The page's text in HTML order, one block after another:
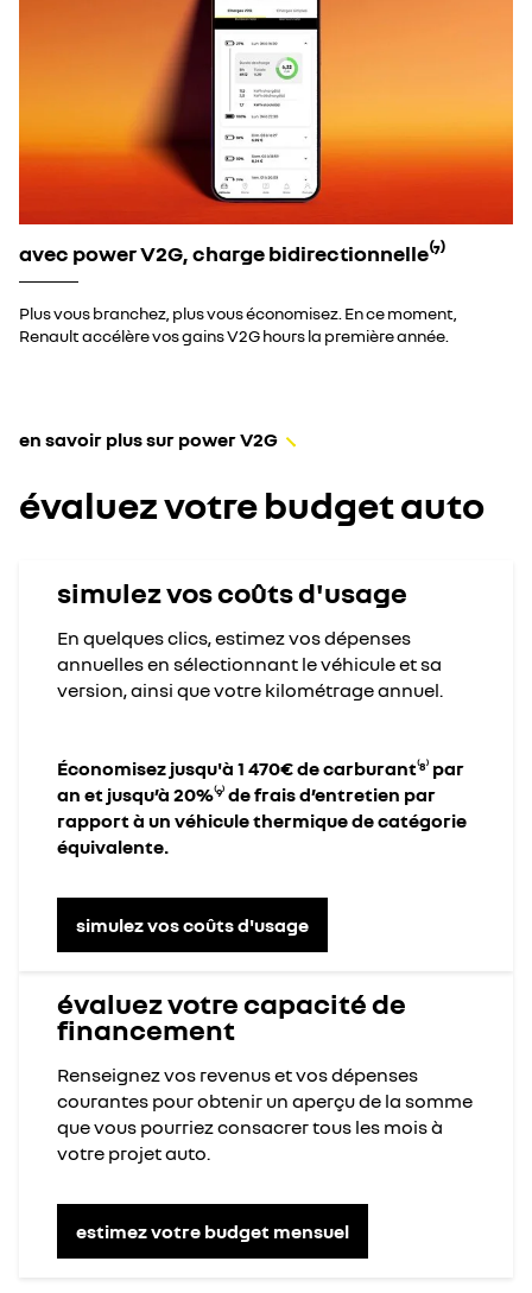
avec power V2G, charge bidirectionnelle⁽⁷⁾
Plus vous branchez, plus vous économisez. En ce moment,
Renault accélère vos gains V2G hours la première année.
en savoir plus sur power V2G
évaluez votre budget auto
simulez vos coûts d'usage​
En quelques clics, estimez vos dépenses
annuelles​ en sélectionnant le véhicule et sa
version, ainsi que votre kilométrage annuel.
Économisez jusqu'à 1 470€ de carburant⁽8⁾ par
an et jusqu’à 20%⁽9⁾ de frais d’entretien par
rapport à un véhicule thermique de catégorie
équivalente.
simulez vos coûts d'usage​
évaluez votre capacité de
financement
Renseignez vos revenus et vos dépenses
courantes pour obtenir un aperçu de la somme
que vous pourriez consacrer tous les mois à
votre projet auto.
estimez votre budget mensuel